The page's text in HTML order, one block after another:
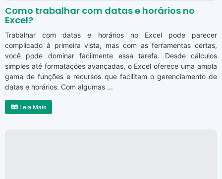
Como trabalhar com datas e horários no
Excel?
Trabalhar com datas e horários no Excel pode parecer
complicado à primeira vista, mas com as ferramentas certas,
você pode dominar facilmente essa tarefa. Desde cálculos
simples até formatações avançadas, o Excel oferece uma ampla
gama de funções e recursos que facilitam o gerenciamento de
datas e horários. Com algumas ...
Leia Mais